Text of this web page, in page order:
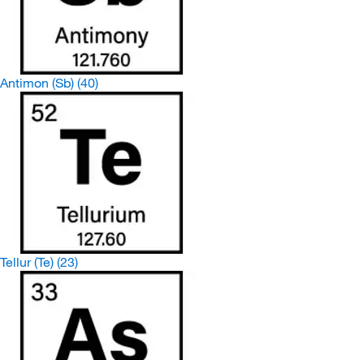
Antimon (Sb) (40)
Tellur (Te) (23)